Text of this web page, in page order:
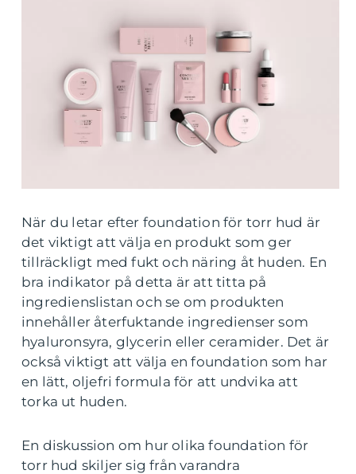
När du letar efter foundation för torr hud är
det viktigt att välja en produkt som ger
tillräckligt med fukt och näring åt huden. En
bra indikator på detta är att titta på
ingredienslistan och se om produkten
innehåller återfuktande ingredienser som
hyaluronsyra, glycerin eller ceramider. Det är
också viktigt att välja en foundation som har
en lätt, oljefri formula för att undvika att
torka ut huden.
En diskussion om hur olika foundation för
torr hud skiljer sig från varandra